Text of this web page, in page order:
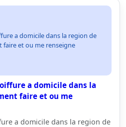
a domicile dans la region de
faire et ou me renseigne
a domicile dans la
faire et ou me
a domicile dans la region de